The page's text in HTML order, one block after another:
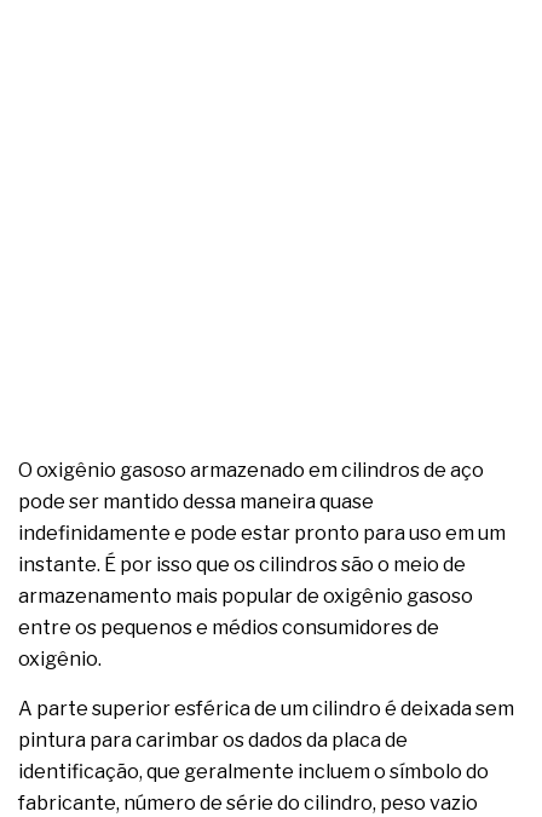
O oxigênio gasoso armazenado em cilindros de aço
pode ser mantido dessa maneira quase
indefinidamente e pode estar pronto para uso em um
instante. É por isso que os cilindros são o meio de
armazenamento mais popular de oxigênio gasoso
entre os pequenos e médios consumidores de
oxigênio.
A parte superior esférica de um cilindro é deixada sem
pintura para carimbar os dados da placa de
identificação, que geralmente incluem o símbolo do
fabricante, número de série do cilindro, peso vazio